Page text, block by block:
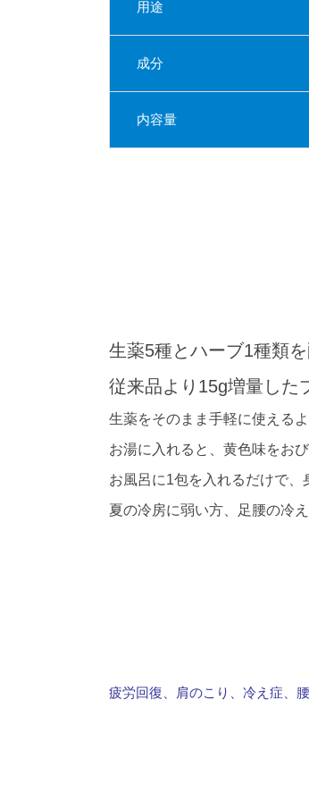
用途
成分
内容量
生薬5種とハーブ1種類
従来品より15g増量した
生薬をそのまま手軽に使える
お湯に入れると、黄色味をお
お風呂に1包を入れるだけで、
夏の冷房に弱い方、足腰の冷
疲労回復、肩のこり、冷え症、